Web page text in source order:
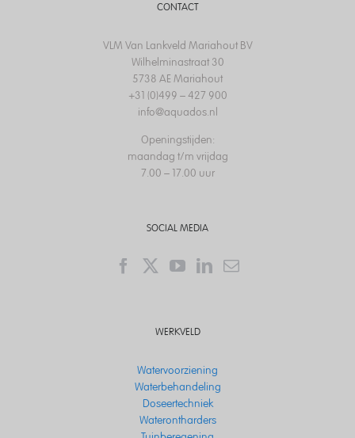
CONTACT
VLM Van Lankveld Mariahout BV
Wilhelminastraat 30
5738 AE Mariahout
+31 (0)499 – 427 900
info@aquados.nl
Openingstijden:
maandag t/m vrijdag
7.00 – 17.00 uur
SOCIAL MEDIA
WERKVELD
Watervoorziening
Waterbehandeling
Doseertechniek
Waterontharders